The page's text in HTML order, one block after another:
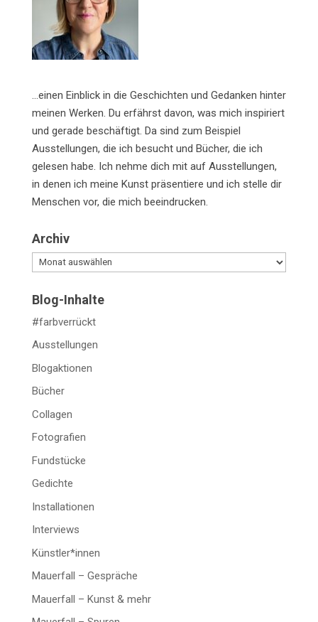
…einen Einblick in die Geschichten und Gedanken hinter
meinen Werken. Du erfährst davon, was mich inspiriert
und gerade beschäftigt. Da sind zum Beispiel
Ausstellungen, die ich besucht und Bücher, die ich
gelesen habe. Ich nehme dich mit auf Ausstellungen,
in denen ich meine Kunst präsentiere und ich stelle dir
Menschen vor, die mich beeindrucken.
Archiv
Archiv
Blog-Inhalte
#farbverrückt
Ausstellungen
Blogaktionen
Bücher
Collagen
Fotografien
Fundstücke
Gedichte
Installationen
Interviews
Künstler*innen
Mauerfall – Gespräche
Mauerfall – Kunst & mehr